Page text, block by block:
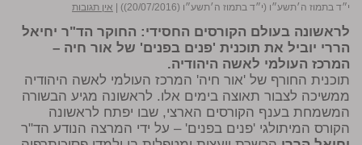
י״ד בתמוז ה׳תשע״ו (י״ד בתמוז ה׳תשע״ו (20/07/2016))
| אין תגובות
לראשונה בעולם הקורסים החסידי: החוקר הד"ר יחיאל
הררי יוביל את תוכנית 'פנים בפנים' של אור חיה –
המרכז העולמי לאשה היהודיה.
תוכנית החורף של 'אור חיה' המרכז העולמי לאשה היהודיה
ממשיכה לצבור תאוצה בימים אלו. לראשונה מגיע הבשורה
המשמחת בענף הקורסים הארצי, שבו יפתח לראשונה
הקורס המיתולגי 'פנים בפנים' – על ידי המרצה הנודע הד"ר